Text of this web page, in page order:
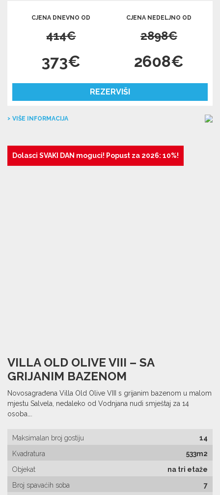
CJENA DNEVNO OD
414€
CJENA NEDELJNO OD
2898€
373€ 2608€
REZERVIŠI
VIŠE INFORMACIJA
Dolasci SVAKI DAN moguci! Popust za 2026: 10%!
VILLA OLD OLIVE VIII – SA
GRIJANIM BAZENOM
Novosagrađena Villa Old Olive VIII s grijanim bazenom u malom
mjestu Salvela, nedaleko od Vodnjana nudi smještaj za 14
osoba….
Maksimalan broj gostiju
14
Kvadratura
533m2
Objekat
na tri etaže
Broj spavaćih soba
7